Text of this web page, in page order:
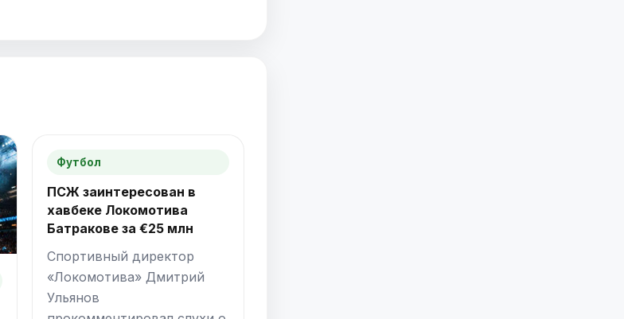
Футбол
ПСЖ заинтересован в
хавбеке Локомотива
Батракове за €25 млн
Спортивный директор
«Локомотива» Дмитрий
Ульянов